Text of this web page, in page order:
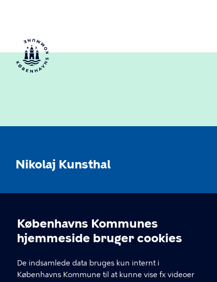
Cookieindstillinger
Københavns Kommunes
hjemmeside bruger cookies
De indsamlede data bruges kun internt i
Københavns Kommune til at kunne vise fx videoer
Nikolaj Kunsthal
Nikolaj Plads 10, 1067 København
nikolajkunsthal@kff.kk.dk
EAN: 5798009780331